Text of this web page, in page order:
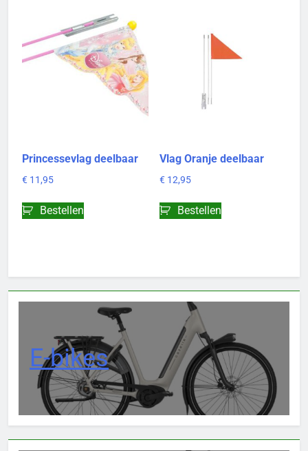
Princessevlag deelbaar
€ 11,95
Bestellen
Vlag Oranje deelbaar
€ 12,95
Bestellen
E-bikes